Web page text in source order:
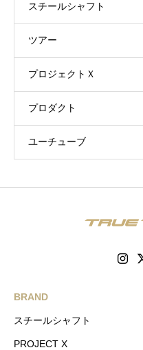
スチールシャフト
ツアー
プロジェクトＸ
プロダクト
ユーチューブ
BRAND
スチールシャフト
PROJECT X